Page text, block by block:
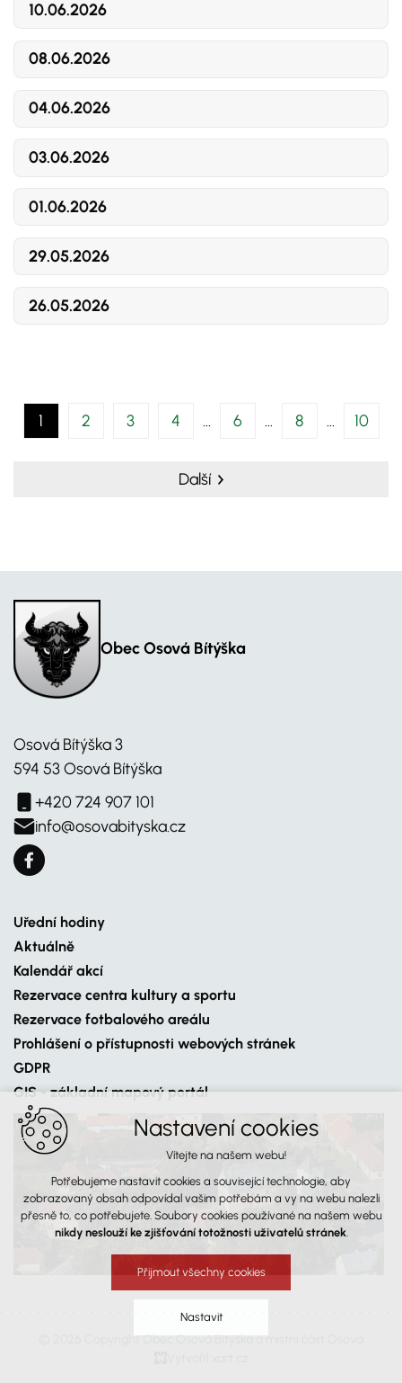
10.06.2026
08.06.2026
04.06.2026
03.06.2026
01.06.2026
29.05.2026
26.05.2026
1 2 3 4 6 8 10
Další
Obec Osová Bítýška
Osová Bítýška 3
594 53 Osová Bítýška
+420 724 907 101
info@osovabityska.cz
Uřední hodiny
Aktuálně
Kalendář akcí
Rezervace centra kultury a sportu
Rezervace fotbalového areálu
Prohlášení o přístupnosti webových stránek
GDPR
GIS - základní mapový portál
© 2026 Copyright Obec Osová Bítýška a místní část Osová
Nastavení cookies
Vítejte na našem webu!
Potřebujeme nastavit cookies a související technologie, aby
zobrazovaný obsah odpovídal vašim potřebám a vy na webu nalezli
přesně to, co potřebujete. Soubory cookies používané na našem webu
nikdy neslouží ke zjišťování totožnosti uživatelů stránek.
Přijmout všechny cookies
Nastavit